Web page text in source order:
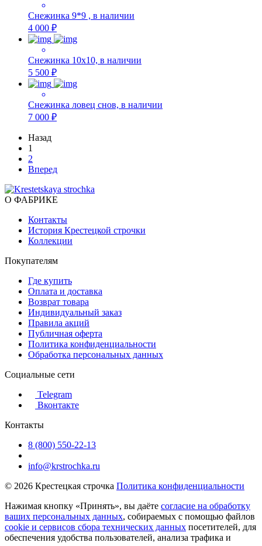
Снежинка 9*9 , в наличии
4 000 ₽
Снежинка 10х10, в наличии
5 500 ₽
Снежинка ловец снов, в наличии
7 000 ₽
Назад
1
2
Вперед
О ФАБРИКЕ
Контакты
История Крестецкой строчки
Коллекции
Покупателям
Где купить
Оплата и доставка
Возврат товара
Индивидуальный заказ
Правила акций
Публичная оферта
Политика конфиденциальности
Обработка персональных данных
Социальные сети
Telegram
Вконтакте
Контакты
8 (800) 550-22-13
info@krstrochka.ru
© 2026 Крестецкая строчка Политика конфиденциальности
Нажимая кнопку «Принять», вы даёте согласие на обработку
ваших персональных данных, собираемых с помощью файлов
cookie и сервисов сбора технических данных посетителей, для
обеспечения удобства пользователей, анализа трафика и